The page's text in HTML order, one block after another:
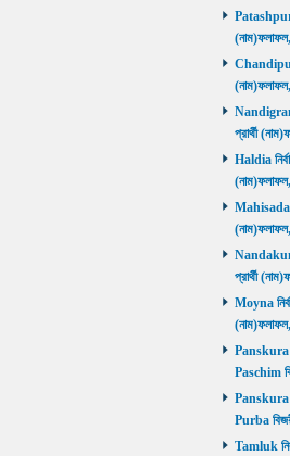
Patashpur
Chandipur
Nandigram
প্রার্থী
Haldia
Mahisadal
প্রার্থী
Moyna
Panskura
Paschim
Panskura
Purba
Tamluk